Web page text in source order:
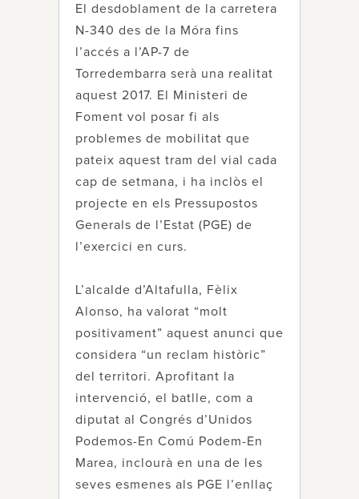
El desdoblament de la carretera
N-340 des de la Móra fins
l’accés a l’AP-7 de
Torredembarra serà una realitat
aquest 2017. El Ministeri de
Foment vol posar fi als
problemes de mobilitat que
pateix aquest tram del vial cada
cap de setmana, i ha inclòs el
projecte en els Pressupostos
Generals de l’Estat (PGE) de
l’exercici en curs.
L’alcalde d’Altafulla, Fèlix
Alonso, ha valorat “molt
positivament” aquest anunci que
considera “un reclam històric”
del territori. Aprofitant la
intervenció, el batlle, com a
diputat al Congrés d’Unidos
Podemos-En Comú Podem-En
Marea, inclourà en una de les
seves esmenes als PGE l’enllaç